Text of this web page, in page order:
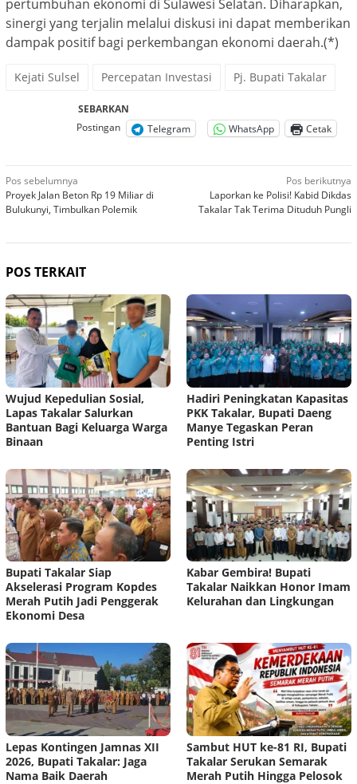
pertumbuhan ekonomi di Sulawesi Selatan. Diharapkan,
sinergi yang terjalin melalui diskusi ini dapat memberikan
dampak positif bagi perkembangan ekonomi daerah.(*)
Kejati Sulsel Percepatan Investasi Pj. Bupati Takalar
SEBARKAN
Postingan
Telegram WhatsApp Cetak
Navigasi
pos
Pos sebelumnya
Proyek Jalan Beton Rp 19 Miliar di
Bulukunyi, Timbulkan Polemik
Pos berikutnya
Laporkan ke Polisi! Kabid Dikdas
Takalar Tak Terima Dituduh Pungli
POS TERKAIT
Wujud Kepedulian Sosial,
Lapas Takalar Salurkan
Bantuan Bagi Keluarga Warga
Binaan
Hadiri Peningkatan Kapasitas
PKK Takalar, Bupati Daeng
Manye Tegaskan Peran
Penting Istri
Bupati Takalar Siap
Akselerasi Program Kopdes
Merah Putih Jadi Penggerak
Ekonomi Desa
Kabar Gembira! Bupati
Takalar Naikkan Honor Imam
Kelurahan dan Lingkungan
Lepas Kontingen Jamnas XII
2026, Bupati Takalar: Jaga
Nama Baik Daerah
Sambut HUT ke-81 RI, Bupati
Takalar Serukan Semarak
Merah Putih Hingga Pelosok